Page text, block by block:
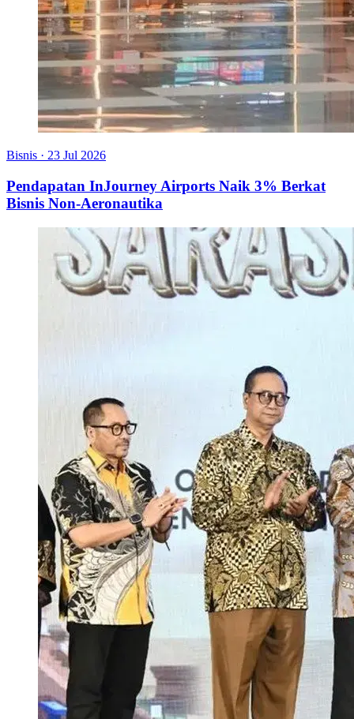
Bisnis · 23 Jul 2026
Pendapatan InJourney Airports Naik 3% Berkat
Bisnis Non-Aeronautika